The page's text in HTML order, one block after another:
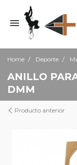
Home Deporte
ANILLO
DMM
Producto anterior